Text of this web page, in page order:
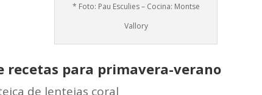
* Foto: Pau Esculies – Cocina: Montse
Vallory
recetas para primavera-verano
de lentejas coral